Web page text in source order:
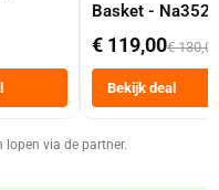
Basket -
Dubbele Mand 9
Tot 6 Personen
Heteluchtfriteuse
Zwart
€ 119,00€ 130,00
Bekijk deal
lopen via de partner.